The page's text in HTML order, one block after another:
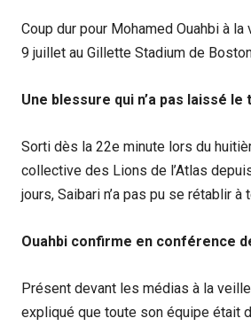
Coup dur pour Mohamed Ouahbi à
9 juillet au Gillette Stadium de
Une blessure qui n’a pas laissé
Sorti dès la 22e minute lors du
collective des Lions de l’Atlas
jours, Saibari n’a pas pu se rétablir
Ouahbi confirme en conférence
Présent devant les médias à la
expliqué que toute son équipe était